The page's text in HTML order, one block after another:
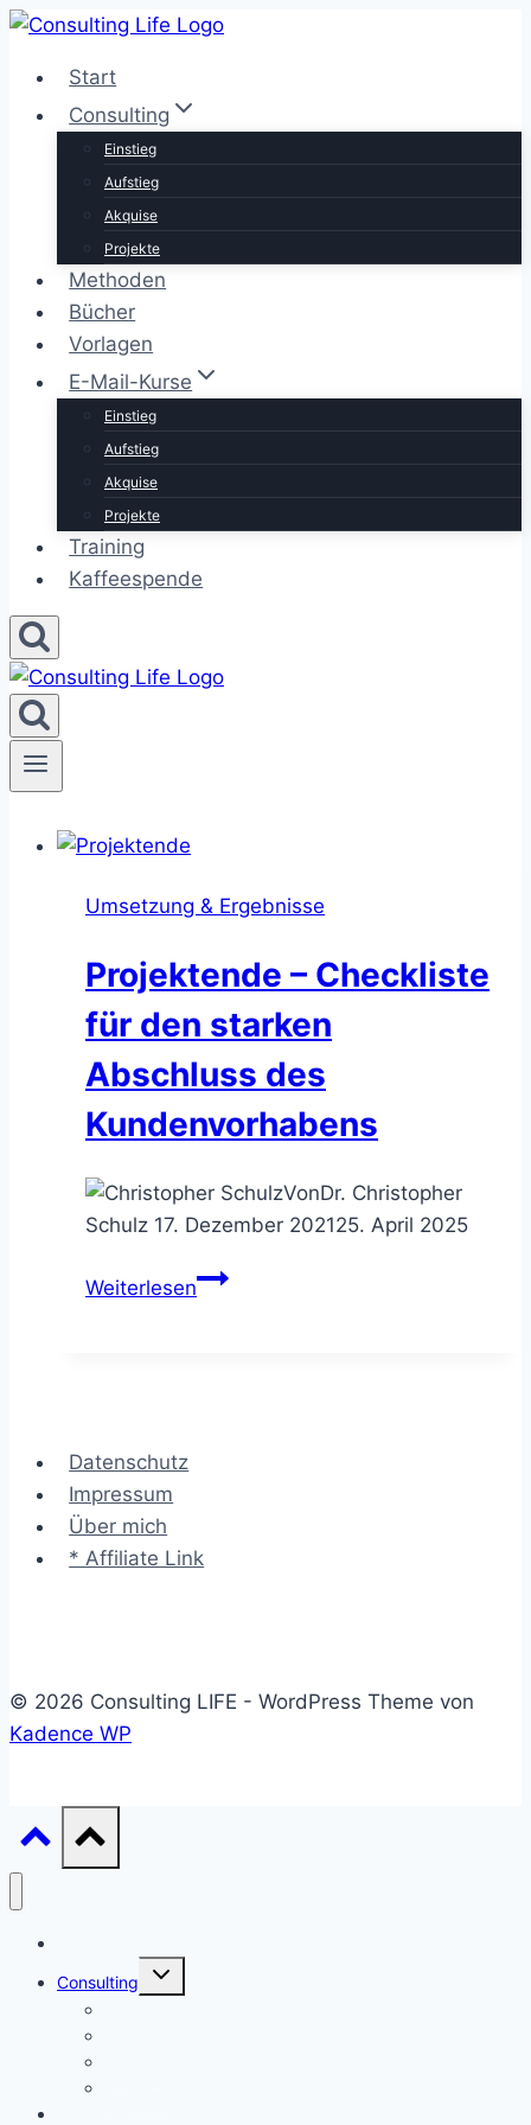
Zum
springenStart
Consulting
Einstieg
Aufstieg
Akquise
Projekte
Methoden
Bücher
Vorlagen
E-Mail-Kurse
Einstieg
Aufstieg
Akquise
Projekte
Training
Kaffeespende
Umsetzung & Ergebnisse
Projektende – Checkliste
für den starken
Abschluss des
Kundenvorhabens
VonDr. Christopher
Schulz 17. Dezember 202125. April 2025
WeiterlesenProjektende
Datenschutz
Impressum
Über mich
* Affiliate Link
© 2026 Consulting LIFE - WordPress Theme von
Kadence WP
Consulting
Untermenü